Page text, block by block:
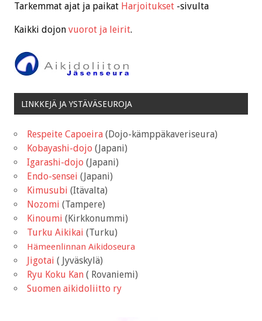
Tarkemmat ajat ja paikat Harjoitukset -sivulta
Kaikki dojon vuorot ja leirit.
LINKKEJÄ JA YSTÄVÄSEUROJA
Respeite Capoeira (Dojo-kämppäkaveriseura)
Kobayashi-dojo (Japani)
Igarashi-dojo (Japani)
Endo-sensei (Japani)
Kimusubi (Itävalta)
Nozomi (Tampere)
Kinoumi (Kirkkonummi)
Turku Aikikai (Turku)
Hämeenlinnan Aikidoseura
Jigotai ( Jyväskylä)
Ryu Koku Kan ( Rovaniemi)
Suomen aikidoliitto ry